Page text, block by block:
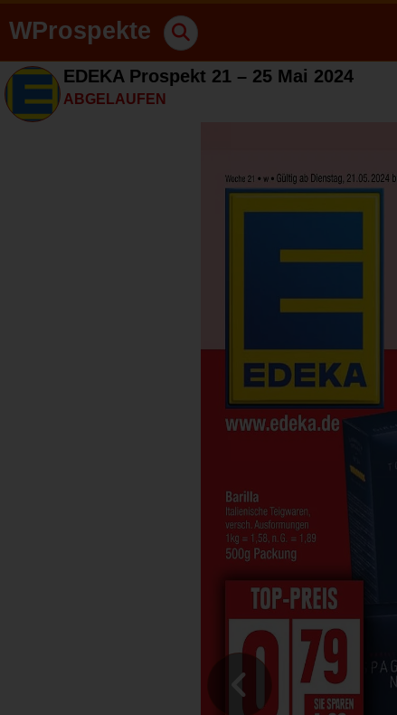
WProspekte
EDEKA Prospekt 21 – 25 Mai 2024
ABGELAUFEN